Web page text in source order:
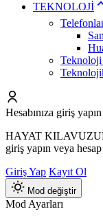
TEKNOLOJİ
Teknoloji
Hesabınıza giriş yapın
HAYAT
giriş yapın veya
Giriş Yap Kayıt Ol
Mod değiştir
Mod Ayarları